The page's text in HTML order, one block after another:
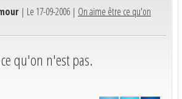
| Le 17-09-2006 | On aime être ce qu'on
qu'on n'est pas.